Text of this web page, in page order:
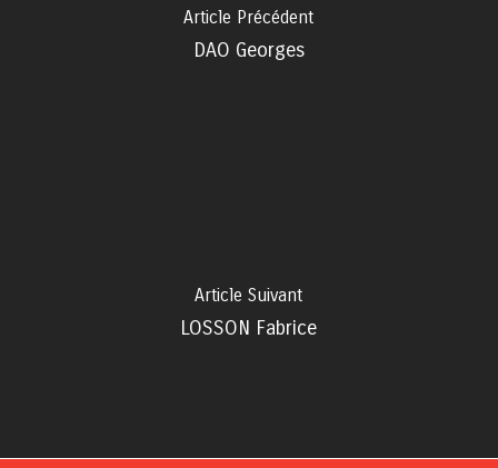
Article Précédent
DAO Georges
Article Suivant
LOSSON Fabrice